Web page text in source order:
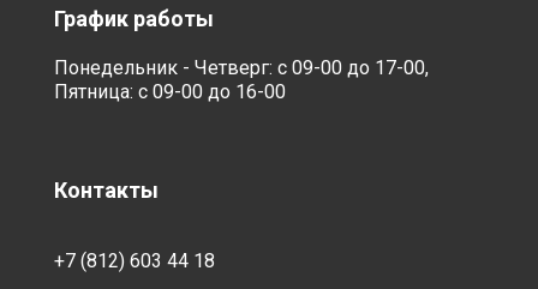
График работы
Понедельник - Четверг: с 09-00 до 17-00,
Пятница: с 09-00 до 16-00
Контакты
+7 (812) 603 44 18